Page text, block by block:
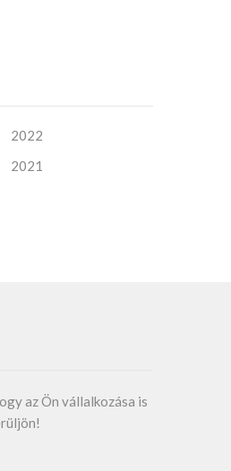
2022
2021
az Ön vállalkozása is